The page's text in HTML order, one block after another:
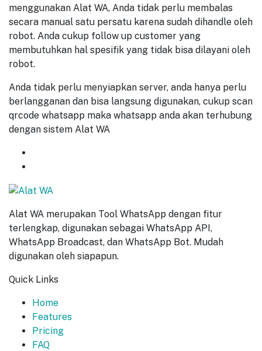
menggunakan Alat WA, Anda tidak perlu membalas
secara manual satu persatu karena sudah dihandle oleh
robot. Anda cukup follow up customer yang
membutuhkan hal spesifik yang tidak bisa dilayani oleh
robot.
Anda tidak perlu menyiapkan server, anda hanya perlu
berlangganan dan bisa langsung digunakan, cukup scan
qrcode whatsapp maka whatsapp anda akan terhubung
dengan sistem Alat WA
Alat WA merupakan Tool WhatsApp dengan fitur
terlengkap, digunakan sebagai WhatsApp API,
WhatsApp Broadcast, dan WhatsApp Bot. Mudah
digunakan oleh siapapun.
Quick Links
Home
Features
Pricing
FAQ